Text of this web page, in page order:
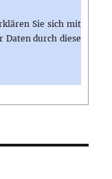
Sie sich mit
Daten durch diese